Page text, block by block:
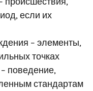
если их
– элементы,
точках
поведение,
стандартам